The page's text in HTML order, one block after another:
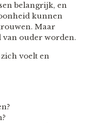
belangrijk, en
kunnen
Maar
van ouder worden.
voelt en